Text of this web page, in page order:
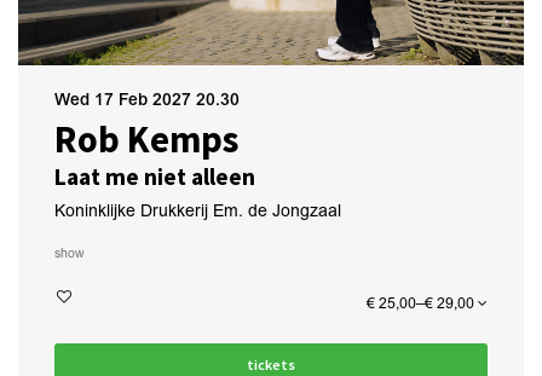
Rob Kemps
Laat me niet alleen
Wed 17 Feb 2027 20.30
Koninklijke Drukkerij Em. de Jongzaal
show
€ 25,00–€ 29,00
tickets